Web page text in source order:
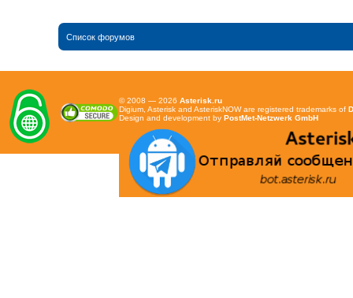
Список форумов
© 2008 — 2026 Asterisk.ru
Digium, Asterisk and AsteriskNOW are registered trademarks of
Design and development by PostMet-Netzwerk GmbH